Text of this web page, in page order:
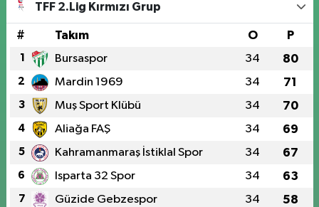
TFF 2.Lig Kırmızı Grup
# Takım O P
1 Bursaspor 34 80
2 Mardin 1969 34 71
3 Muş Sport Klübü 34 70
4 Aliağa FAŞ 34 69
5 Kahramanmaraş İstiklal Spor 34 67
6 Isparta 32 Spor 34 63
7 Güzide Gebzespor 34 58